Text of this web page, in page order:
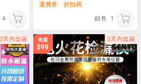
4
運費券
折扣碼
銷售 1